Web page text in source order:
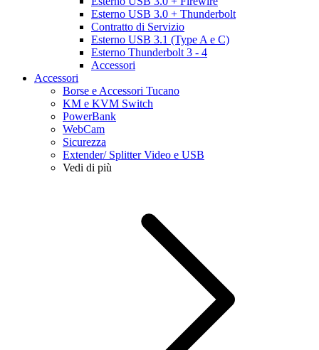
Esterno USB 3.0 + Thunderbolt
Contratto di Servizio
Esterno USB 3.1 (Type A e C)
Esterno Thunderbolt 3 - 4
Accessori
Accessori
Borse e Accessori Tucano
KM e KVM Switch
PowerBank
WebCam
Sicurezza
Extender/ Splitter Video e USB
Vedi di più